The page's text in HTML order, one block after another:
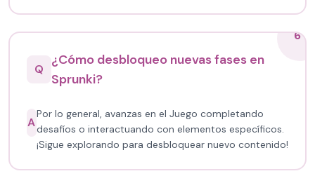
6
Q
¿Cómo desbloqueo nuevas fases en
Sprunki?
A
Por lo general, avanzas en el Juego completando
desafíos o interactuando con elementos específicos.
¡Sigue explorando para desbloquear nuevo contenido!